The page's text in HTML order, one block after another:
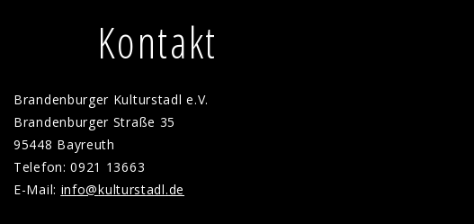
Kontakt
Brandenburger Kulturstadl e.V.
Brandenburger Straße 35
95448 Bayreuth
Telefon: 0921 13663
E-Mail: nf k lt rst dl d